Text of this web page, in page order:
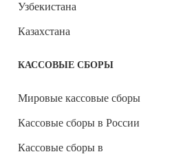
Узбекистана
Казахстана
КАССОВЫЕ СБОРЫ
Мировые кассовые сборы
Кассовые сборы в России
Кассовые сборы в